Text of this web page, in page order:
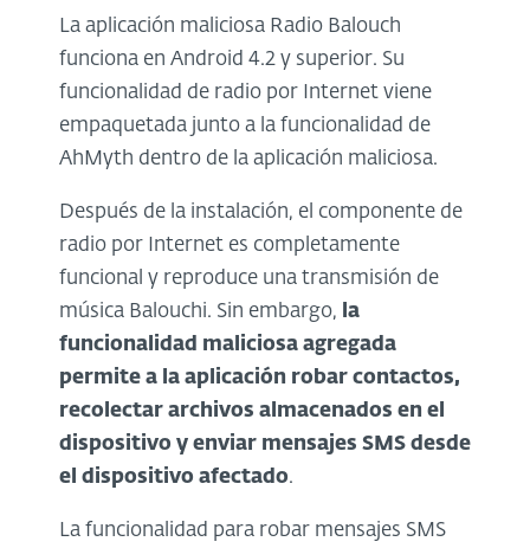
La aplicación maliciosa Radio Balouch
funciona en Android 4.2 y superior. Su
funcionalidad de radio por Internet viene
empaquetada junto a la funcionalidad de
AhMyth dentro de la aplicación maliciosa.
Después de la instalación, el componente de
radio por Internet es completamente
funcional y reproduce una transmisión de
música Balouchi. Sin embargo, la
funcionalidad maliciosa agregada
permite a la aplicación robar contactos,
recolectar archivos almacenados en el
dispositivo y enviar mensajes SMS desde
el dispositivo afectado.
La funcionalidad para robar mensajes SMS